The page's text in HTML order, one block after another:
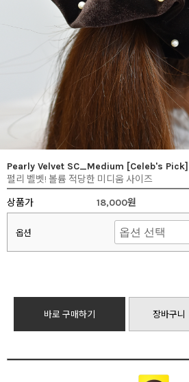
Pearly Velvet SC_Medium [Celeb's Pick]
펄리 벨벳! 볼륨 적당한 미디움 사이즈
상품가
18,000원
옵션
바로 구매하기 장바구니